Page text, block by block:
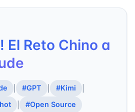
El Reto Chino a
#GPT #Kimi
#Open Source